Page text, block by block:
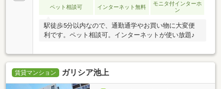
ペット相談可 インターネット無料
モニタ付インターホ
ン
駅徒歩5分以内なので、通勤通学やお買い物に大変便
利です。ペット相談可。インターネットが使い放題♪
賃貸マンション ガリシア池上